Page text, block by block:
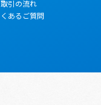
引の流れ
あるご質問